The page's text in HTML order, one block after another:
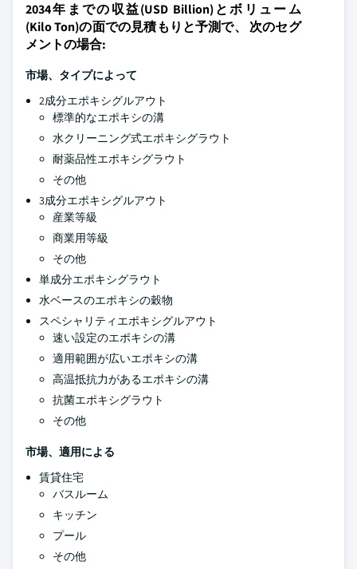
2034年までの収益(USD Billion)とボリューム
(Kilo Ton)の面での見積もりと予測で、 次のセグ
メントの場合:
市場、タイプによって
2成分エポキシグルアウト
標準的なエポキシの溝
水クリーニング式エポキシグラウト
耐薬品性エポキシグラウト
その他
3成分エポキシグルアウト
産業等級
商業用等級
その他
単成分エポキシグラウト
水ベースのエポキシの穀物
スペシャリティエポキシグルアウト
速い設定のエポキシの溝
適用範囲が広いエポキシの溝
高温抵抗力があるエポキシの溝
抗菌エポキシグラウト
その他
市場、適用による
賃貸住宅
バスルーム
キッチン
プール
その他